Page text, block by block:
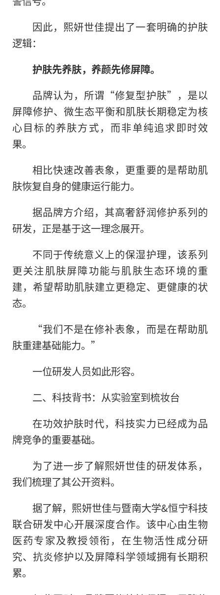
因此，熙妍世佳提出了一套明确的护肤
逻辑：
护肤先养肤，养颜先修屏障。
品牌认为，所谓“修复型护肤”，是以
屏障修护、微生态平衡和肌肤长期稳定为核
心目标的养肤方式，而非单纯追求即时效
果。
相比快速改善表象，更重要的是帮助肌
肤恢复自身的健康运行能力。
据品牌方介绍，其高奢舒润修护系列的
研发，正是基于这一理念展开。
不同于传统意义上的保湿护理，该系列
更关注肌肤屏障功能与肌肤生态环境的重
建，希望帮助肌肤建立更稳定、更健康的状
态。
“我们不是在修补表象，而是在帮助肌
肤重建基础能力。”
一位研发人员如此形容。
二、科技背书：从实验室到梳妆台
在功效护肤时代，科技实力已经成为品
牌竞争的重要基础。
为了进一步了解熙妍世佳的研发体系，
我们梳理了其公开资料。
据了解，熙妍世佳与暨南大学&恒宁科技
联合研发中心开展深度合作。该中心由生物
医药专家及教授领衔，在生物活性成分研
究、抗炎修护以及屏障科学领域拥有长期积
累。